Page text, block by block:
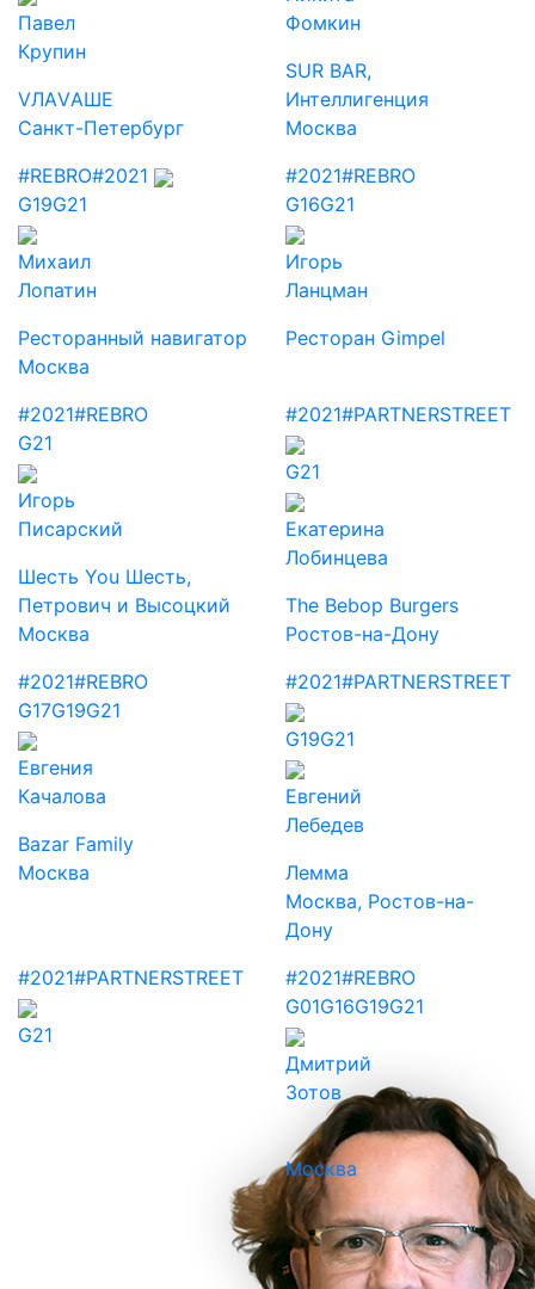
Павел
Крупин
VЛАVАШЕ
Санкт-Петербург
Фомкин
SUR BAR,
Интеллигенция
Москва
#REBRO#2021
G19G21
Михаил
Лопатин
Ресторанный навигатор
Москва
#2021#REBRO
G16G21
Игорь
Ланцман
Ресторан Gimpel
#2021#REBRO
G21
Игорь
Писарский
Шесть You Шесть,
Петрович и Высоцкий
Москва
#2021#PARTNERSTREET
G21
Екатерина
Лобинцева
The Bebop Burgers
Ростов-на-Дону
#2021#REBRO
G17G19G21
Евгения
Качалова
Bazar Family
Москва
#2021#PARTNERSTREET
G19G21
Евгений
Лебедев
Лемма
Москва, Ростов-на-
Дону
#2021#PARTNERSTREET
G21
#2021#REBRO
G01G16G19G21
Дмитрий
Зотов
Москва